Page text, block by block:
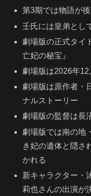
第3期では物語が
壬氏には皇弟とし
劇場版の正式タイ
亡妃の秘宝』
劇場版は2026年
劇場版は原作者・
ナルストーリー
劇場版の監督は長
劇場版では南の地
き妃の遺体と隠さ
かれる
新キャラクター・
莉也さんの出演が